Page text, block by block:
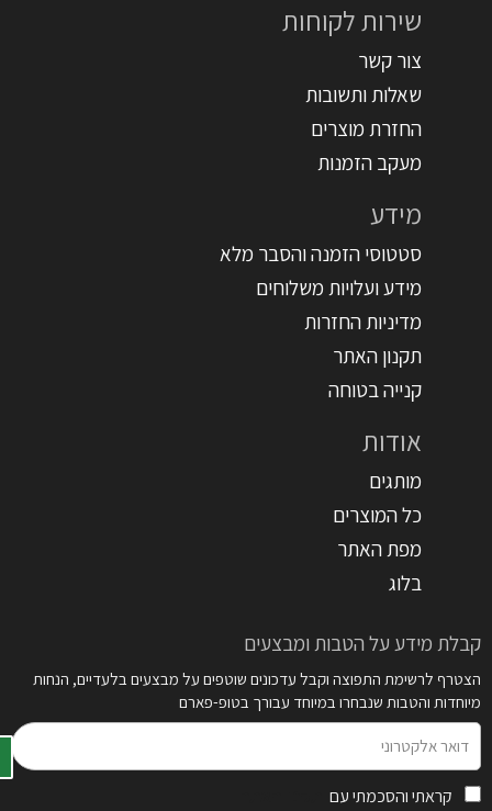
שירות לקוחות
צור קשר
שאלות ותשובות
החזרת מוצרים
מעקב הזמנות
מידע
סטטוסי הזמנה והסבר מלא
מידע ועלויות משלוחים
מדיניות החזרות
תקנון האתר
קנייה בטוחה
אודות
מותגים
כל המוצרים
מפת האתר
בלוג
קבלת מידע על הטבות ומבצעים
הצטרף לרשימת התפוצה וקבל עדכונים שוטפים על מבצעים בלעדיים, הנחות
מיוחדות והטבות שנבחרו במיוחד עבורך בטופ-פארם
אלקטרוני
קראתי והסכמתי עם